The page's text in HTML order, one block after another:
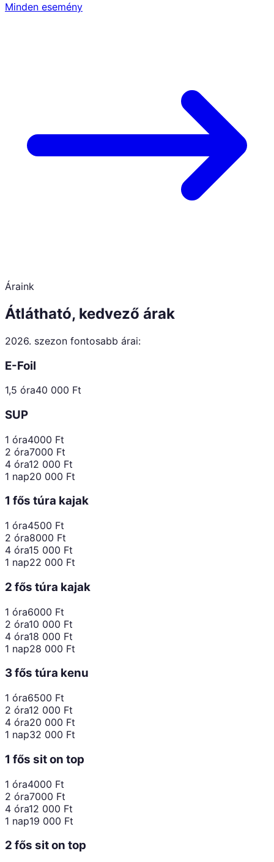
Minden esemény
Áraink
Átlátható, kedvező árak
2026. szezon fontosabb árai:
E-Foil
1,5 óra40 000 Ft
SUP
1 óra4000 Ft
2 óra7000 Ft
4 óra12 000 Ft
1 nap20 000 Ft
1 fős túra kajak
1 óra4500 Ft
2 óra8000 Ft
4 óra15 000 Ft
1 nap22 000 Ft
2 fős túra kajak
1 óra6000 Ft
2 óra10 000 Ft
4 óra18 000 Ft
1 nap28 000 Ft
3 fős túra kenu
1 óra6500 Ft
2 óra12 000 Ft
4 óra20 000 Ft
1 nap32 000 Ft
1 fős sit on top
1 óra4000 Ft
2 óra7000 Ft
4 óra12 000 Ft
1 nap19 000 Ft
2 fős sit on top